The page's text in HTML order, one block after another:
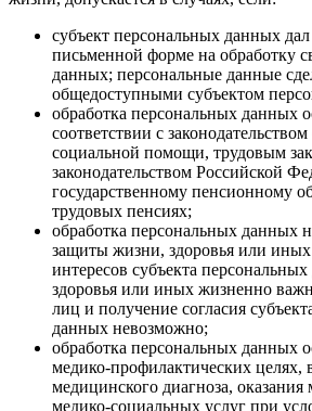
субъект персональных данных дал
письменной форме на обработку
данных; персональные данные
общедоступными субъектом
обработка персональных данных
соответствии с
социальной помощи, трудовым
законодательством Российской
государственному пенсионному
трудовых пенсиях;
обработка персональных данных
защиты жизни, здоровья или
интересов субъекта
здоровья или иных жизненно
лиц и получение согласия
данных невозможно;
обработка персональных данных
медико-профилактических целях,
медицинского диагноза,
медико-социальных услуг при